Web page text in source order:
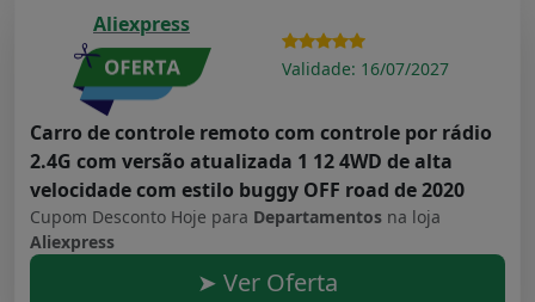
Aliexpress
Validade: 16/07/2027
Carro de controle remoto com controle por rádio
2.4G com versão atualizada 1 12 4WD de alta
velocidade com estilo buggy OFF road de 2020
Cupom Desconto Hoje para Departamentos na loja
Aliexpress
➤ Ver Oferta